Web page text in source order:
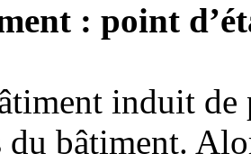
: point
induit de
du bâtiment.